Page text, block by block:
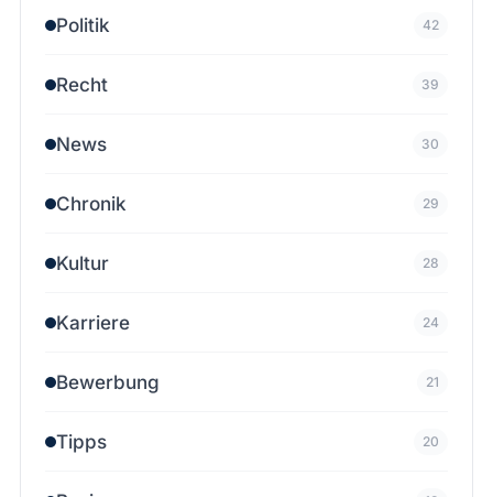
Politik 42
Recht 39
News 30
Chronik 29
Kultur 28
Karriere 24
Bewerbung 21
Tipps 20